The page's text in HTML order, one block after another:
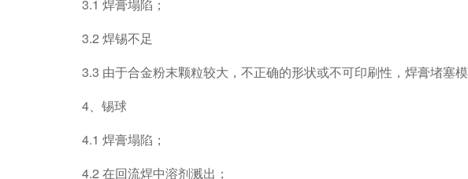
3.1 焊膏塌陷；
3.2 焊锡不足
3.3 由于合金粉末颗粒较大，不正确的形状或不可印刷性，焊膏堵塞模
4、锡球
4.1 焊膏塌陷；
4.2 在回流焊中溶剂溅出；